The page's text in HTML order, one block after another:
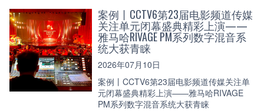
案例丨CCTV6第23届电影频道传媒
关注单元闭幕盛典精彩上演——
雅马哈RIVAGE PM系列数字混音系
统大获青睐
2026年07月10日
案例丨CCTV6第23届电影频道传媒关注单
元闭幕盛典精彩上演——雅马哈RIVAGE
PM系列数字混音系统大获青睐